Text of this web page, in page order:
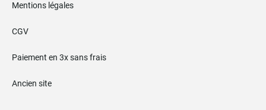
Mentions légales
CGV
Paiement en 3x sans frais
Ancien site